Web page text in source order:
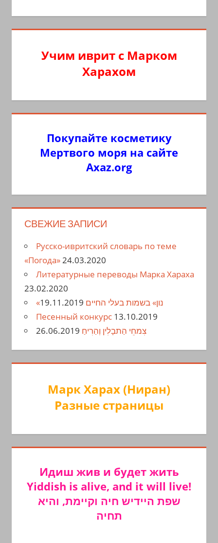
Учим иврит с Марком
Харахом
Покупайте косметику
Мертвого моря на сайте
Axaz.org
СВЕЖИЕ ЗАПИСИ
Русско-ивритский словарь по теме
«Погода»24.03.2020
Литературные переводы Марка Хараха
23.02.2020
«נון» בשמות בעלי החיים 19.11.2019
Песенный конкурс 13.10.2019
צִמחֵי הַתבָלִין וְהַרִיחַ 26.06.2019
Марк Харах (Ниран)
Разные страницы
Идиш жив и будет жить
Yiddish is alive, and it will live!
שפת היידיש חיה וקיימת, והיא
תחיה